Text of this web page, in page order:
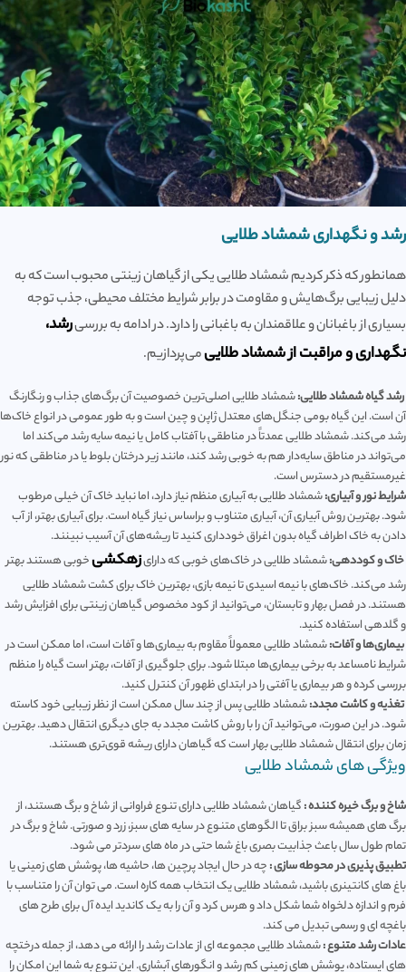
رشد و نگهداری شمشاد طلایی
همانطور که ذکر کردیم شمشاد طلایی یکی از گیاهان زینتی محبوب است که به
دلیل زیبایی برگ‌هایش و مقاومت در برابر شرایط مختلف محیطی، جذب توجه
بسیاری از باغبانان و علاقمندان به باغبانی را دارد. در ادامه به بررسیرشد،
نگهداری و مراقبت از شمشاد طلاییمی‌پردازیم.
رشد گیاه شمشاد طلایی:شمشاد طلایی اصلی‌ترین خصوصیت آن برگ‌های جذاب و رنگارنگ
آن است. این گیاه بومی جنگل‌های معتدل ژاپن و چین است و به طور عمومی در انواع خاک‌ها
رشد می‌کند. شمشاد طلایی عمدتاً در مناطقی با آفتاب کامل یا نیمه سایه رشد می‌کند اما
می‌تواند در مناطق سایه‌دار هم به خوبی رشد کند، مانند زیر درختان بلوط یا در مناطقی که نور
غیرمستقیم در دسترس است.
شرایط نور و آبیاری:شمشاد طلایی به آبیاری منظم نیاز دارد، اما نباید خاک آن خیلی مرطوب
شود. بهترین روش آبیاری آن، آبیاری متناوب و براساس نیاز گیاه است. برای آبیاری بهتر، از آب
دادن به خاک اطراف گیاه بدون اغراق خودداری کنید تا ریشه‌های آن آسیب نبینند.
خاک و کوددهی:شمشاد طلایی در خاک‌های خوبی که دارایزهکشیخوبی هستند بهتر
رشد می‌کند. خاک‌های با نیمه اسیدی تا نیمه بازی، بهترین خاک برای کشت شمشاد طلایی
هستند. در فصل بهار و تابستان، می‌توانید از کود مخصوص گیاهان زینتی برای افزایش رشد
و گلدهی استفاده کنید.
بیماری‌ها و آفات:شمشاد طلایی معمولاً مقاوم به بیماری‌ها و آفات است، اما ممکن است در
شرایط نامساعد به برخی بیماری‌ها مبتلا شود. برای جلوگیری از آفات، بهتر است گیاه را منظم
بررسی کرده و هر بیماری یا آفتی را در ابتدای ظهور آن کنترل کنید.
تغذیه و کاشت مجدد:شمشاد طلایی پس از چند سال ممکن است از نظر زیبایی خود کاسته
شود. در این صورت، می‌توانید آن را با روش کاشت مجدد به جای دیگری انتقال دهید. بهترین
زمان برای انتقال شمشاد طلایی بهار است که گیاهان دارای ریشه قوی‌تری هستند.
ویژگی های شمشاد طلایی
شاخ و برگ خیره کننده :گیاهان شمشاد طلایی دارای تنوع فراوانی از شاخ و برگ هستند، از
برگ های همیشه سبز براق تا الگوهای متنوع در سایه های سبز، زرد و صورتی. شاخ و برگ در
تمام طول سال باعث جذابیت بصری باغ شما حتی در ماه های سردتر می شود.
تطبیق پذیری در محوطه سازی :چه در حال ایجاد پرچین ها، حاشیه ها، پوشش های زمینی یا
باغ های کانتینری باشید، شمشاد طلایی یک انتخاب همه کاره است. می توان آن را متناسب با
فرم و اندازه دلخواه شما شکل داد و هرس کرد و آن را به یک کاندید ایده آل برای طرح های
باغچه ای و رسمی تبدیل می کند.
عادات رشد متنوع :شمشاد طلایی مجموعه ای از عادات رشد را ارائه می دهد، از جمله درختچه
های ایستاده، پوشش های زمینی کم رشد و انگورهای آبشاری. این تنوع به شما این امکان را